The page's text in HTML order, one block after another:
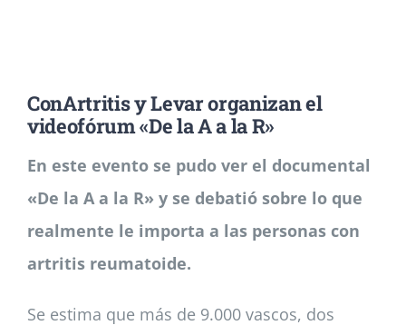
Noticias
Colabora
Asóciate
ConArtritis y Levar organizan el
videofórum «De la A a la R»
En este evento se pudo ver el documental
«De la A a la R» y se debatió sobre lo que
realmente le importa a las personas con
artritis reumatoide.
Se estima que más de 9.000 vascos, dos